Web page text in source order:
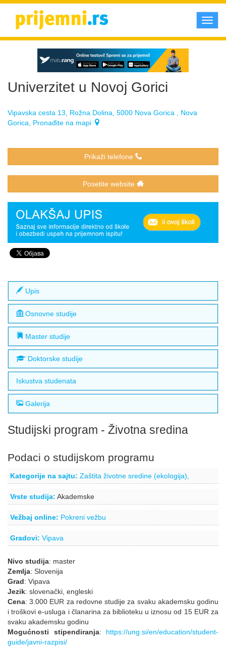
Univerzitet u Novoj Gorici
Vipavska cesta 13, Rožna Dolina, 5000 Nova Gorica , Nova
Gorica, Pronađite na mapi
Prikaži telefone
Posetite website
Upis
Osnovne studije
Master studije
Doktorske studije
Iskustva studenata
Galerija
Studijski program - Životna sredina
Podaci o studijskom programu
Kategorije na sajtu: Zaštita životne sredine (ekologija),
Vrste studija: Akademske
Vežbaj online: Pokreni vežbu
Gradovi: Vipava
Nivo studija: master
Zemlja: Slovenija
Grad: Vipava
Jezik: slovenački, engleski
Cena: 3.000 EUR za redovne studije za svaku akademsku godinu
i troškovi e-usluga i članarina za biblioteku u iznosu od 15 EUR za
svaku akademsku godinu
Mogućnosti stipendiranja: https://ung.si/en/education/student-
guide/javni-razpisi/